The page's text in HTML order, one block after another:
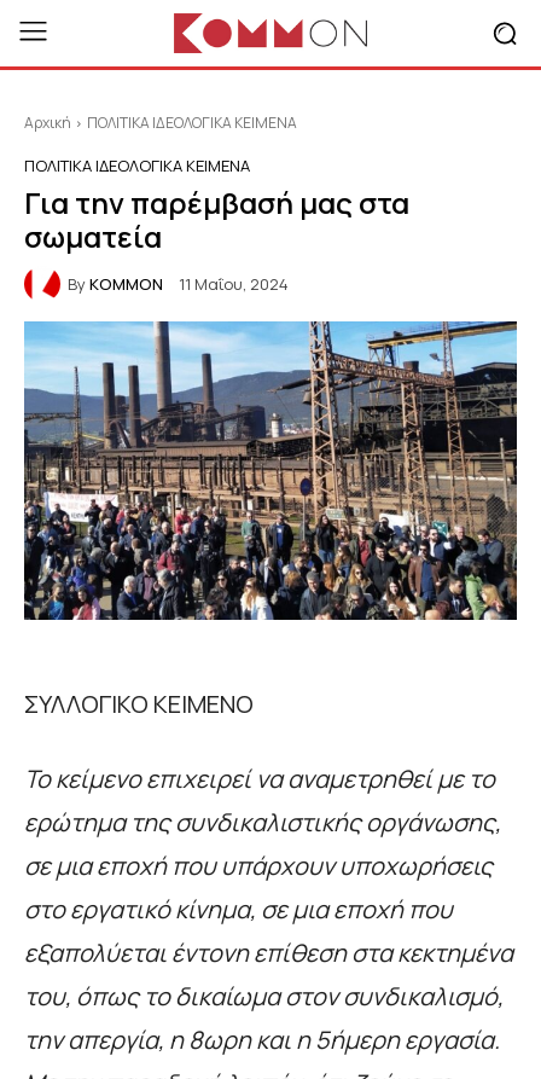
Αρχική ΠΟΛΙΤΙΚΑ ΙΔΕΟΛΟΓΙΚΑ ΚΕΙΜΕΝΑ
ΠΟΛΙΤΙΚΑ ΙΔΕΟΛΟΓΙΚΑ ΚΕΙΜΕΝΑ
Για την παρέμβασή μας στα
σωματεία
ByKOMMON 11 Μαΐου, 2024
ΣΥΛΛΟΓΙΚΟ ΚΕΙΜΕΝΟ
Το κείμενο επιχειρεί να αναμετρηθεί με το
ερώτημα της συνδικαλιστικής οργάνωσης,
σε μια εποχή που υπάρχουν υποχωρήσεις
στο εργατικό κίνημα, σε μια εποχή που
εξαπολύεται έντονη επίθεση στα κεκτημένα
του, όπως το δικαίωμα στον συνδικαλισμό,
την απεργία, η 8ωρη και η 5ήμερη εργασία.